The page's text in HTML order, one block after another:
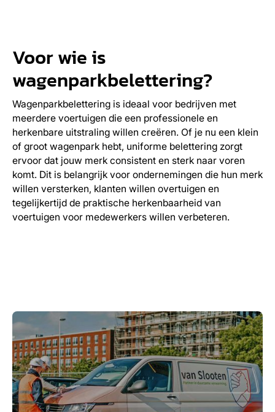
Voor wie is
wagenparkbelettering?
Wagenparkbelettering is ideaal voor bedrijven met
meerdere voertuigen die een professionele en
herkenbare uitstraling willen creëren. Of je nu een klein
of groot wagenpark hebt, uniforme belettering zorgt
ervoor dat jouw merk consistent en sterk naar voren
komt. Dit is belangrijk voor ondernemingen die hun merk
willen versterken, klanten willen overtuigen en
tegelijkertijd de praktische herkenbaarheid van
voertuigen voor medewerkers willen verbeteren.